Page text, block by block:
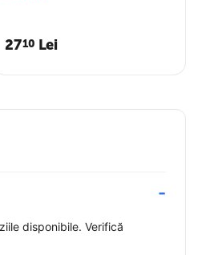
2710 Lei
disponibile. Verifică